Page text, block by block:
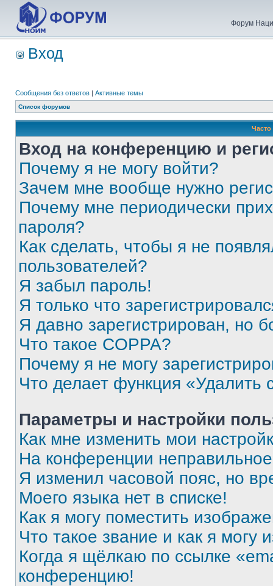
Форум
Вход
Сообщения без ответов | Активные темы
Список форумов
Вход на конференцию и
Почему я не могу войти?
Зачем мне вообще нужно
Почему мне периодически
пароля?
Как сделать, чтобы я не
пользователей?
Я забыл пароль!
Я только что
Я давно зарегистрирован, но
Что такое COPPA?
Почему я не могу
Что делает функция «Удалить
Параметры и настройки
Как мне изменить мои
На конференции
Я изменил часовой пояс, но
Моего языка нет в списке!
Как я могу поместить
Что такое звание и как я могу
Когда я щёлкаю по ссылке
конференцию!